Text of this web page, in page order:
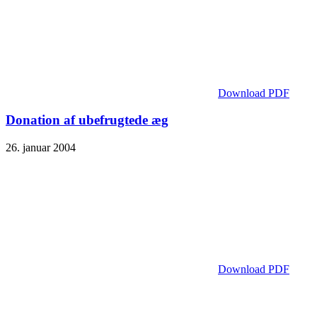
Download PDF
Donation af ubefrugtede æg
26. januar 2004
Download PDF